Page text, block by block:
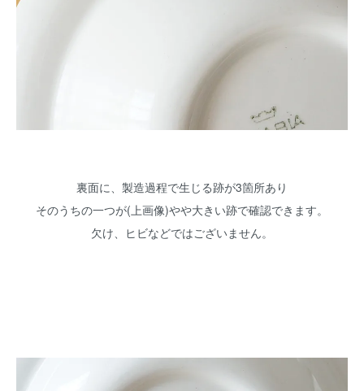
裏面に、製造過程で生じる跡が3箇所あり
そのうちの一つが(上画像)やや大きい跡で確認できます。
欠け、ヒビなどではございません。